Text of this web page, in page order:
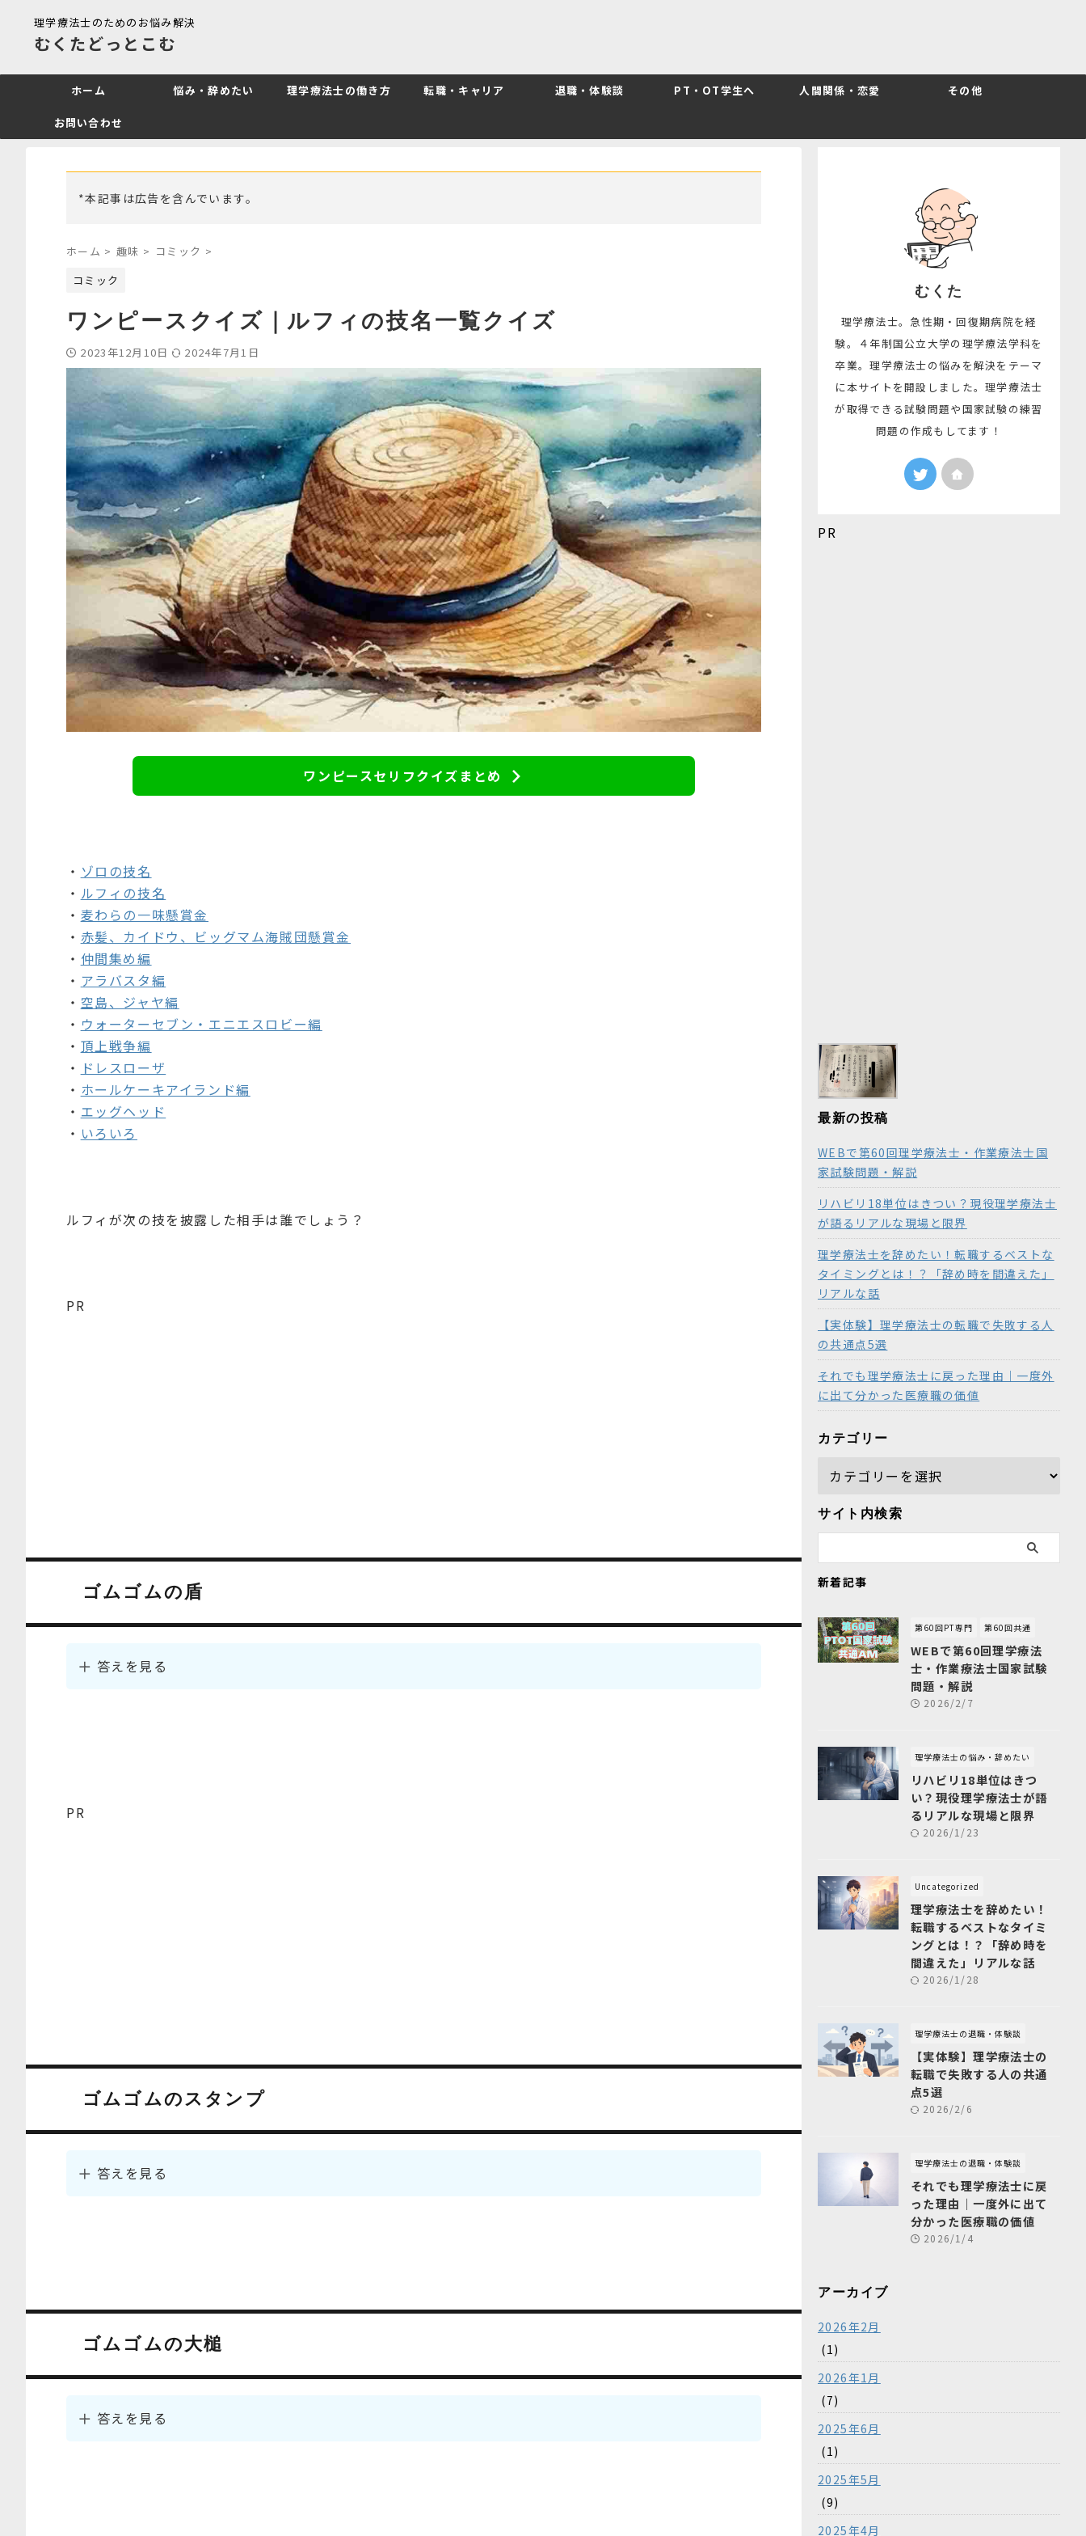
理学療法士のためのお悩み解決
むくたどっとこむ
ホーム 悩み・辞めたい 理学療法士の働き方 転職・キャリア 退職・体験談 PT・OT学生へ 人間関係・恋愛 その他
お問い合わせ
*本記事は広告を含んでいます。
ホーム > 趣味 > コミック >
コミック
ワンピースクイズ｜ルフィの技名一覧クイズ
2023年12月10日 2024年7月1日
ワンピースセリフクイズまとめ
・ ゾロの技名
・ ルフィの技名
・ 麦わらの一味懸賞金
・ 赤髪、カイドウ、ビッグマム海賊団懸賞金
・ 仲間集め編
・ アラバスタ編
・ 空島、ジャヤ編
・ ウォーターセブン・エニエスロビー編
・ 頂上戦争編
・ ドレスローザ
・ ホールケーキアイランド編
・ エッグヘッド
・ いろいろ
ルフィが次の技を披露した相手は誰でしょう？
PR
ゴムゴムの盾
答えを見る
PR
ゴムゴムのスタンプ
答えを見る
ゴムゴムの大槌
答えを見る
むくた
理学療法士。急性期・回復期病院を経
験。４年制国公立大学の理学療法学科を
卒業。理学療法士の悩みを解決をテーマ
に本サイトを開設しました。理学療法士
が取得できる試験問題や国家試験の練習
問題の作成もしてます！
PR
最新の投稿
WEBで第60回理学療法士・作業療法士国
家試験問題・解説
リハビリ18単位はきつい？現役理学療法士
が語るリアルな現場と限界
理学療法士を辞めたい！転職するベストな
タイミングとは！？「辞め時を間違えた」
リアルな話
【実体験】理学療法士の転職で失敗する人
の共通点5選
それでも理学療法士に戻った理由｜一度外
に出て分かった医療職の価値
カテゴリー
サイト内検索
新着記事
第60回PT専門 第60回共通
WEBで第60回理学療法
士・作業療法士国家試験
問題・解説
2026/2/7
理学療法士の悩み・辞めたい
リハビリ18単位はきつ
い？現役理学療法士が語
るリアルな現場と限界
2026/1/23
Uncategorized
理学療法士を辞めたい！
転職するベストなタイミ
ングとは！？「辞め時を
間違えた」リアルな話
2026/1/28
理学療法士の退職・体験談
【実体験】理学療法士の
転職で失敗する人の共通
点5選
2026/2/6
理学療法士の退職・体験談
それでも理学療法士に戻
った理由｜一度外に出て
分かった医療職の価値
2026/1/4
アーカイブ
2026年2月
(1)
2026年1月
(7)
2025年6月
(1)
2025年5月
(9)
2025年4月